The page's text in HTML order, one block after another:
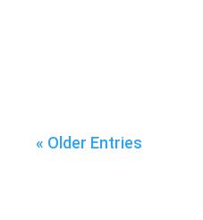
« Older Entries